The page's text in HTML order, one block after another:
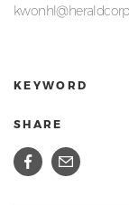
KEYWORD
SHARE